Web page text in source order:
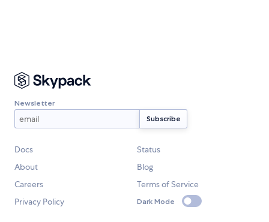
Newsletter
Docs
Status
About
Blog
Careers
Terms of Service
Privacy Policy
Dark Mode